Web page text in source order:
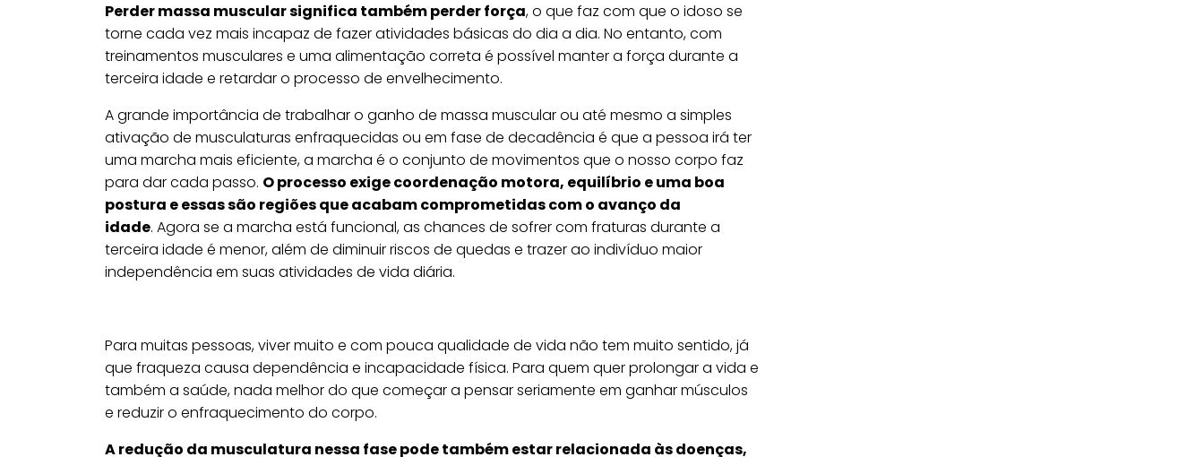
Perder massa muscular significa também perder força, o que faz com que o idoso se
torne cada vez mais incapaz de fazer atividades básicas do dia a dia. No entanto, com
treinamentos musculares e uma alimentação correta é possível manter a força durante a
terceira idade e retardar o processo de envelhecimento.
A grande importância de trabalhar o ganho de massa muscular ou até mesmo a simples
ativação de musculaturas enfraquecidas ou em fase de decadência é que a pessoa irá ter
uma marcha mais eficiente, a marcha é o conjunto de movimentos que o nosso corpo faz
para dar cada passo. O processo exige coordenação motora, equilíbrio e uma boa
postura e essas são regiões que acabam comprometidas com o avanço da
idade. Agora se a marcha está funcional, as chances de sofrer com fraturas durante a
terceira idade é menor, além de diminuir riscos de quedas e trazer ao indivíduo maior
independência em suas atividades de vida diária.
Para muitas pessoas, viver muito e com pouca qualidade de vida não tem muito sentido, já
que fraqueza causa dependência e incapacidade física. Para quem quer prolongar a vida e
também a saúde, nada melhor do que começar a pensar seriamente em ganhar músculos
e reduzir o enfraquecimento do corpo.
A redução da musculatura nessa fase pode também estar relacionada às doenças,